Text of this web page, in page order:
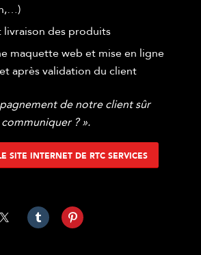
livraison des produits
maquette web et mise en ligne
après validation du client
de notre client sûr
? ».
SITE INTERNET DE RTC SERVICES